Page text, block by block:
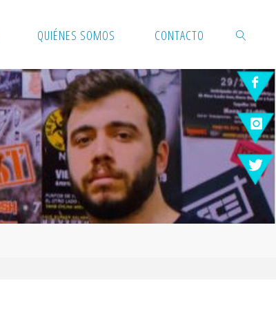
QUIÉNES SOMOS CONTACTO
BUSCAR